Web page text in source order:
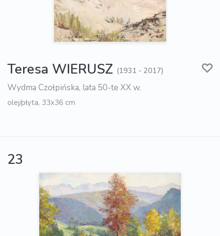
Teresa WIERUSZ (1931 - 2017)
Wydma Czołpińska, lata 50-te XX w.
olej/płyta, 33x36 cm
23